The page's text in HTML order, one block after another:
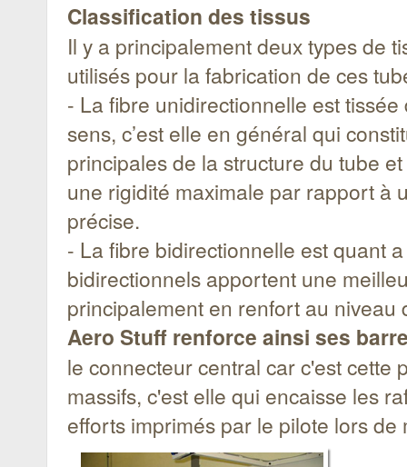
Classification des tissus
Il y a principalement deux types de
utilisés pour la fabrication de ces
- La fibre unidirectionnelle est tissée
sens, c’est elle en général qui
principales de la structure du tube
une rigidité maximale par rapport à
précise.
- La fibre bidirectionnelle est quant
bidirectionnels apportent une
principalement en renfort au niveau
Aero Stuff renforce ainsi ses
le connecteur central car c'est cette
massifs, c'est elle qui encaisse les
efforts imprimés par le pilote lors